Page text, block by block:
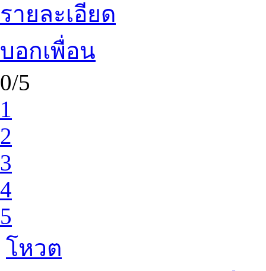
รายละเอียด
บอกเพื่อน
0/5
1
2
3
4
5
โหวต